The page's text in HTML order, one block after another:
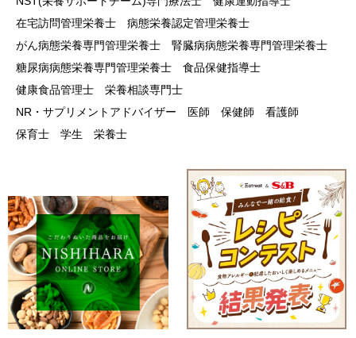
在宅訪問管理栄養士
病態栄養認定管理栄養士
がん病態栄養専門管理栄養士
腎臓病病態栄養専門管理栄養士
糖尿病病態栄養専門管理栄養士
食品保健指導士
健康食品管理士
栄養相談専門士
NR・サプリメントアドバイザー
医師 保健師
看護師
保育士
学生 栄養士